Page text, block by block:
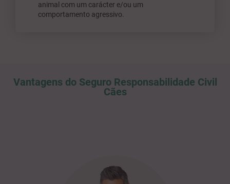
animal com um carácter e/ou um
comportamento agressivo.
Vantagens do Seguro Responsabilidade Civil
Cães